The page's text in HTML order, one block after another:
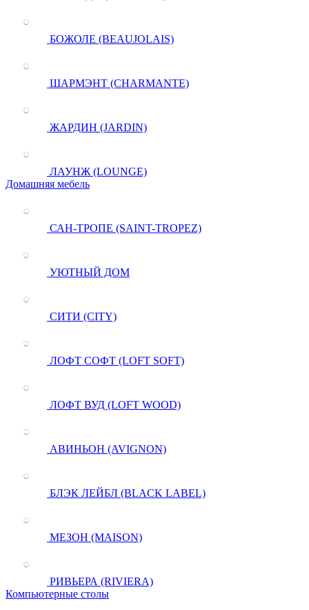
БОЖОЛЕ (BEAUJOLAIS)
ШАРМЭНТ (CHARMANTE)
ЖАРДИН (JARDIN)
ЛАУНЖ (LOUNGE)
Домашняя мебель
САН-ТРОПЕ (SAINT-TROPEZ)
УЮТНЫЙ ДОМ
СИТИ (CITY)
ЛОФТ СОФТ (LOFT SOFT)
ЛОФТ ВУД (LOFT WOOD)
АВИНЬОН (AVIGNON)
БЛЭК ЛЕЙБЛ (BLACK LABEL)
МЕЗОН (MAISON)
РИВЬЕРА (RIVIERA)
Компьютерные столы